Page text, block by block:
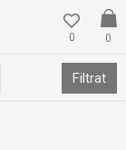
0
0
Filtrat